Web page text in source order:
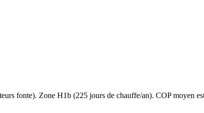
fonte). Zone H1b (225 jours de chauffe/an). COP moyen